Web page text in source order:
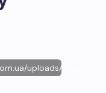
uploads/image/